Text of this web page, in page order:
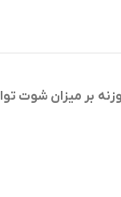
بر میزان شوت